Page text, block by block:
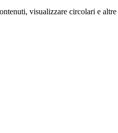
visualizzare circolari e